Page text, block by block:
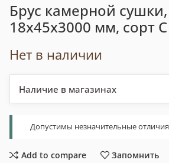
Брус камерной
18x45x3000 мм, сорт C
Нет в наличии
Наличие в магазинах
Допустимы незначительные
Add to compare Запомнить